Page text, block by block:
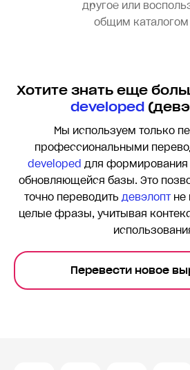
другое или
общим каталогом
Хотите знать еще
developed
Мы используем только
профессиональными
developed для формирования
обновляющейся базы. Это
точно переводить девэлоптне
целые фразы, учитывая
Перевести новое